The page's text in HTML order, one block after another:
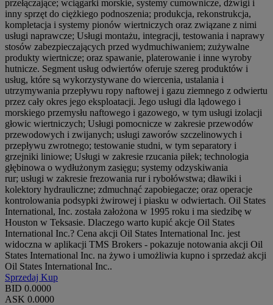
przełączające; wciągarki morskie, systemy cumownicze, dźwigi i
inny sprzęt do ciężkiego podnoszenia; produkcja, rekonstrukcja,
kompletacja i systemy pionów wiertniczych oraz związane z nimi
usługi naprawcze; Usługi montażu, integracji, testowania i naprawy
stosów zabezpieczających przed wydmuchiwaniem; zużywalne
produkty wiertnicze; oraz spawanie, platerowanie i inne wyroby
hutnicze. Segment usług odwiertów oferuje szereg produktów i
usług, które są wykorzystywane do wiercenia, ustalania i
utrzymywania przepływu ropy naftowej i gazu ziemnego z odwiertu
przez cały okres jego eksploatacji. Jego usługi dla lądowego i
morskiego przemysłu naftowego i gazowego, w tym usługi izolacji
głowic wiertniczych; Usługi pomocnicze w zakresie przewodów
przewodowych i zwijanych; usługi zaworów szczelinowych i
przepływu zwrotnego; testowanie studni, w tym separatory i
grzejniki liniowe; Usługi w zakresie rzucania piłek; technologia
głębinowa o wydłużonym zasięgu; systemy odzyskiwania
rur; usługi w zakresie frezowania rur i rybołówstwa; dławiki i
kolektory hydrauliczne; zdmuchnąć zapobiegacze; oraz operacje
kontrolowania podsypki żwirowej i piasku w odwiertach. Oil States
International, Inc. została założona w 1995 roku i ma siedzibę w
Houston w Teksasie. Dlaczego warto kupić akcje Oil States
International Inc.? Cena akcji Oil States International Inc. jest
widoczna w aplikacji TMS Brokers - pokazuje notowania akcji Oil
States International Inc. na żywo i umożliwia kupno i sprzedaż akcji
Oil States International Inc..
Sprzedaj Kup
BID 0.0000
ASK 0.0000